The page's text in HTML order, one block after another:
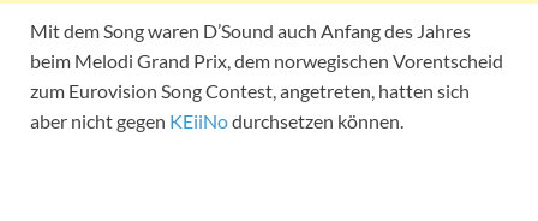
Mit dem Song waren D’Sound auch Anfang des Jahres
beim Melodi Grand Prix, dem norwegischen Vorentscheid
zum Eurovision Song Contest, angetreten, hatten sich
aber nicht gegen KEiiNodurchsetzen können.